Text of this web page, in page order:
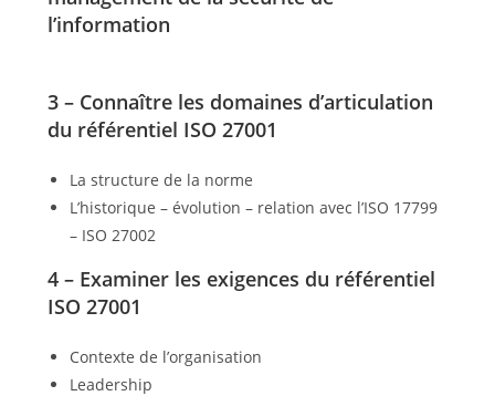
l’information
3 – Connaître les domaines d’articulation
du référentiel ISO 27001
La structure de la norme
L’historique – évolution – relation avec l’ISO 17799
– ISO 27002
4 – Examiner les exigences du référentiel
ISO 27001
Contexte de l’organisation
Leadership